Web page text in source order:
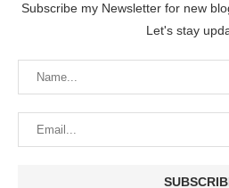
Subscribe my Newsletter for new
Let's stay